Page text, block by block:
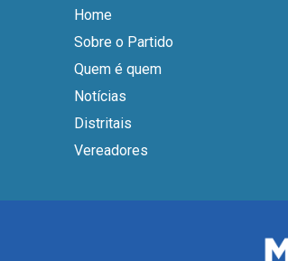
Home
Sobre o Partido
Quem é quem
Notícias
Distritais
Vereadores